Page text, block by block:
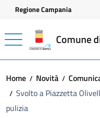
Vai ai contenuti
Vai al footer
Regione Campania
Comune
Home Novità
Svolto a Piazzetta
pulizia